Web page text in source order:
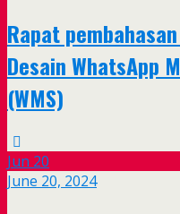
Rapat
Desain WhatsApp
(WMS)
Jun 20
June 20, 2024